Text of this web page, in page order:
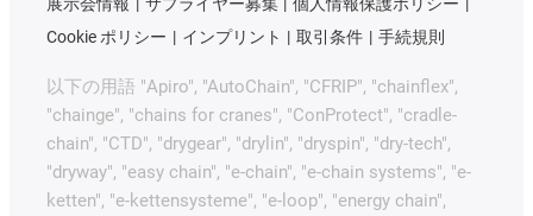
Cookie ポリシー
インプリント 取引条件 手続規則
以下の用語 "Apiro", "AutoChain", "CFRIP", "chainflex",
"chainge", "chains for cranes", "ConProtect", "cradle-
chain", "CTD", "drygear", "drylin", "dryspin", "dry-tech",
"dryway", "easy chain", "e-chain", "e-chain systems", "e-
ketten", "e-kettensysteme", "e-loop", "energy chain",